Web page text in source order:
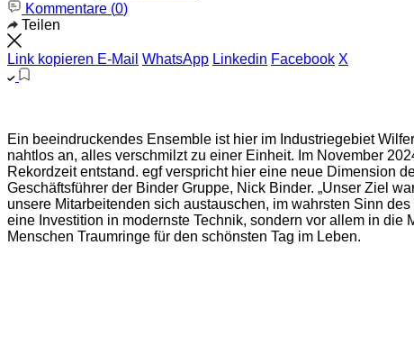
Kommentare (0)
Teilen
Link kopieren E-Mail WhatsApp Linkedin Facebook X
Ein beeindruckendes Ensemble ist hier im Industriegebiet
nahtlos an, alles verschmilzt zu einer Einheit. Im November
Rekordzeit entstand. egf verspricht hier eine neue Dimension
Geschäftsführer der Binder Gruppe, Nick Binder. „Unser Ziel
unsere Mitarbeitenden sich austauschen, im wahrsten Sinn
eine Investition in modernste Technik, sondern vor allem in
Menschen Traumringe für den schönsten Tag im Leben.